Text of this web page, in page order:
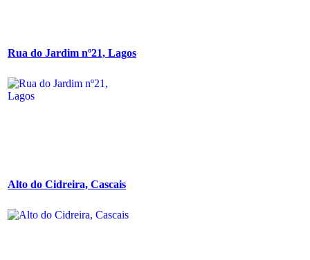
Rua do Jardim nº21, Lagos
Alto do Cidreira, Cascais